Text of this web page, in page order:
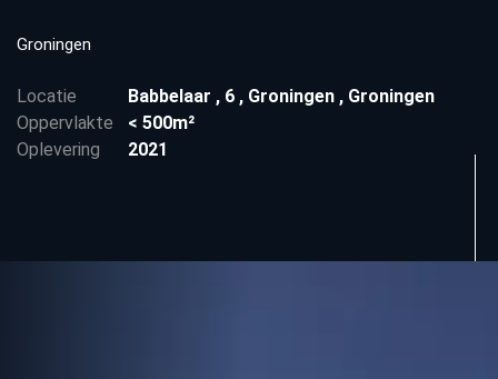
Groningen
Locatie Babbelaar , 6 , Groningen , Groningen
Oppervlakte
< 500m²
Oplevering
2021